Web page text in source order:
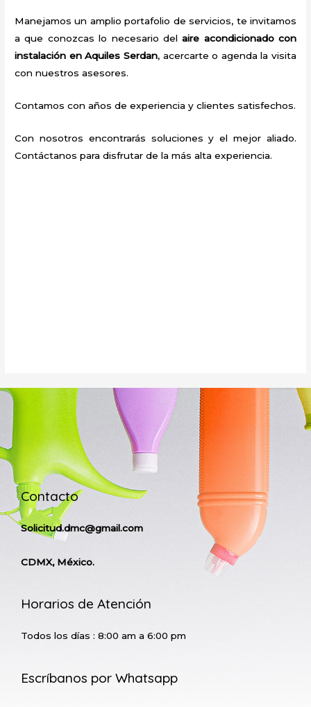
Manejamos un amplio portafolio de servicios, te invitamos
a que conozcas lo necesario delaire acondicionado con
instalación en Aquiles Serdan, acercarte o agenda la visita
con nuestros asesores.
Contamos con años de experiencia y clientes satisfechos.
Con nosotros encontrarás soluciones y el mejor aliado.
Contáctanos para disfrutar de la más alta experiencia.
Contacto
Solicitud.dmc@gmail.com
CDMX, México.
Horarios de Atención
Todos los días : 8:00 am a 6:00 pm
Escríbanos por Whatsapp